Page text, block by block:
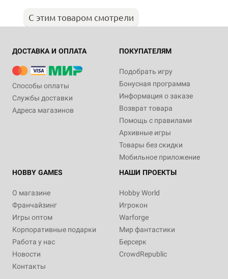
С этим товаром смотрели
ДОСТАВКА И ОПЛАТА
Способы оплаты
Службы доставки
Адреса магазинов
ПОКУПАТЕЛЯМ
Подобрать игру
Бонусная программа
Информация о заказе
Возврат товара
Помощь с правилами
Архивные игры
Товары без скидки
Мобильное приложение
HOBBY GAMES
О магазине
Франчайзинг
Игры оптом
Корпоративные подарки
Работа у нас
Новости
Контакты
НАШИ ПРОЕКТЫ
Hobby World
Игрокон
Warforge
Мир фантастики
Берсерк
CrowdRepublic